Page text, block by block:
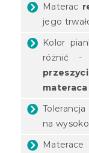
Materac
jego
Kolor
różnić -
materaca
na